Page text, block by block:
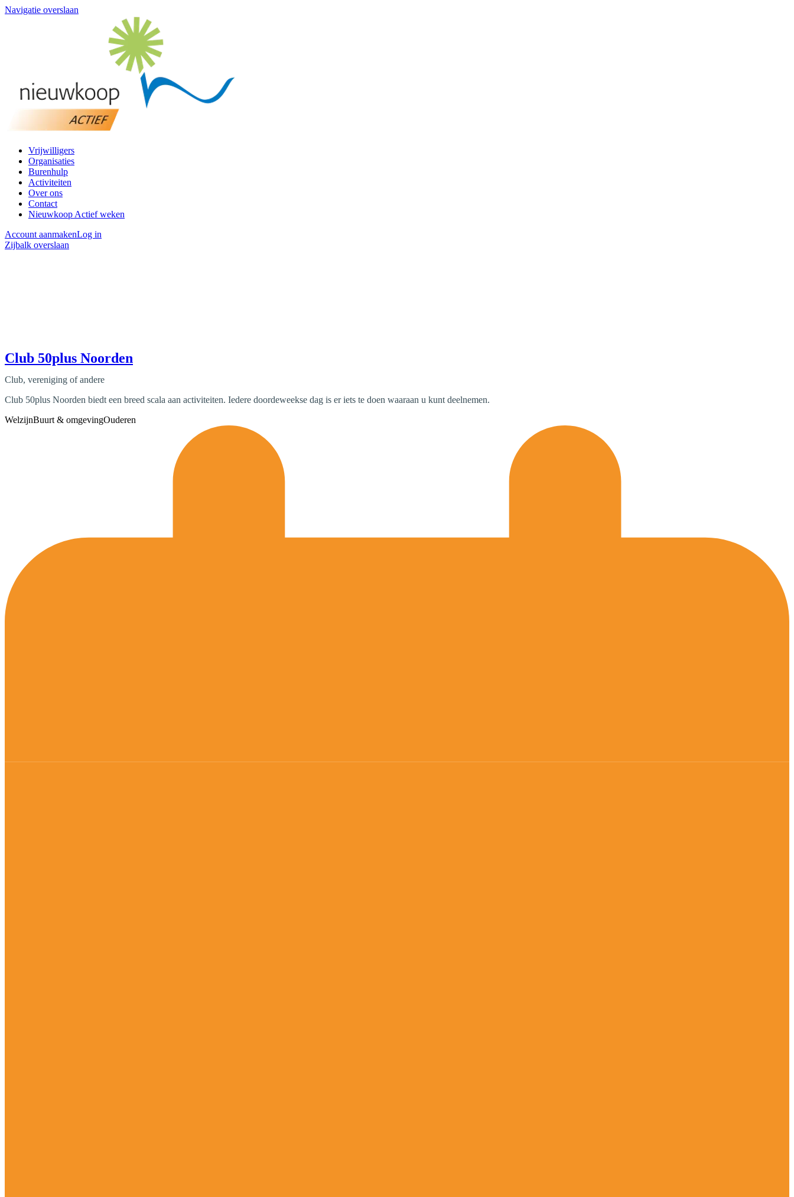
Navigatie overslaan
Vrijwilligers
Organisaties
Burenhulp
Activiteiten
Over ons
Contact
Nieuwkoop Actief weken
Account aanmakenLog in
Zijbalk overslaan
Club 50plus Noorden
Club, vereniging of andere
Club 50plus Noorden biedt een breed scala aan activiteiten. Iedere doordeweekse dag is er iets te doen waaraan u kunt deelnemen.
WelzijnBuurt & omgevingOuderen